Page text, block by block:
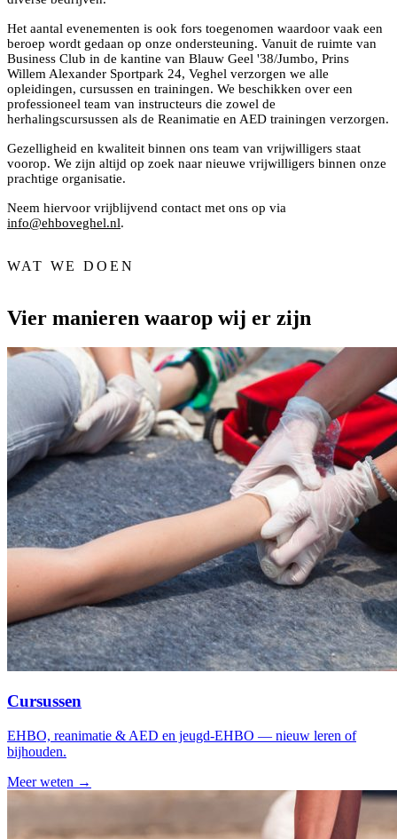
Het aantal evenementen is ook fors toegenomen waardoor vaak een
beroep wordt gedaan op onze ondersteuning. Vanuit de ruimte van
Business Club in de kantine van Blauw Geel '38/Jumbo, Prins
Willem Alexander Sportpark 24, Veghel verzorgen we alle
opleidingen, cursussen en trainingen. We beschikken over een
professioneel team van instructeurs die zowel de
herhalingscursussen als de Reanimatie en AED trainingen verzorgen.
Gezelligheid en kwaliteit binnen ons team van vrijwilligers staat
voorop. We zijn altijd op zoek naar nieuwe vrijwilligers binnen onze
prachtige organisatie.
Neem hiervoor vrijblijvend contact met ons op via
info@ehboveghel.nl.
WAT WE DOEN
Vier manieren waarop wij er zijn
Cursussen
EHBO, reanimatie & AED en jeugd-EHBO — nieuw leren of
bijhouden.
Meer weten →